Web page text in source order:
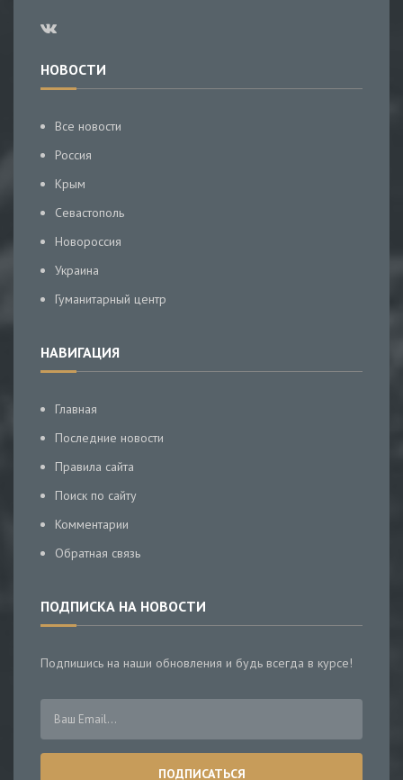
НОВОСТИ
Все новости
Россия
Крым
Севастополь
Новороссия
Украина
Гуманитарный центр
НАВИГАЦИЯ
Главная
Последние новости
Правила сайта
Поиск по сайту
Комментарии
Обратная связь
ПОДПИСКА НА НОВОСТИ
Подпишись на наши обновления и будь всегда в курсе!